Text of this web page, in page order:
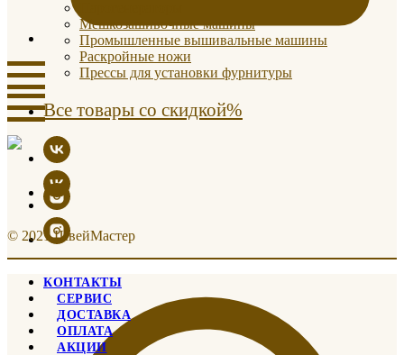
Мешкозашивочные машины
Промышленные вышивальные машины
Раскройные ножи
Прессы для установки фурнитуры
Все товары со скидкой%
© 2021 ШвейМастер
КОНТАКТЫ
СЕРВИС
ДОСТАВКА
ОПЛАТА
АКЦИИ